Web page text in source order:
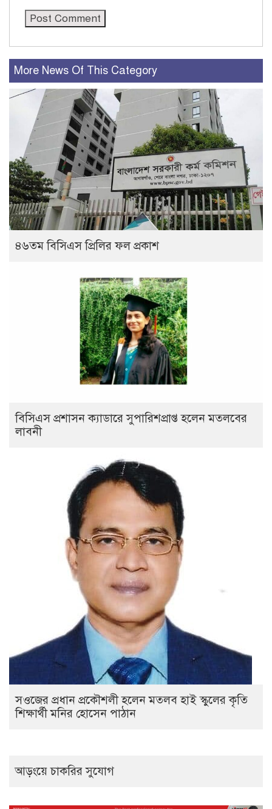
More News Of This Category
৪৬তম বিসিএস প্রিলির ফল প্রকাশ
বিসিএস প্রশাসন ক্যাডারে সুপারিশপ্রাপ্ত হলেন মতলবের
লাবনী
সওজের প্রধান প্রকৌশলী হলেন মতলব হাই স্কুলের কৃতি
শিক্ষার্থী মনির হোসেন পাঠান
আড়ংয়ে চাকরির সুযোগ